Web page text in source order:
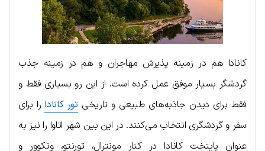
کانادا هم در زمینه پذیرش مهاجران و هم در زمینه جذب
گردشگر بسیار موفق عمل کرده است. از این رو بسیاری فقط و
فقط برای دیدن جاذبه‌های طبیعی و تاریخیتور کانادا را برای
سفر و گردشگری انتخاب می‌کنند. در این بین شهر اتاوا را نیز به
عنوان پایتخت کانادا در کنار مونترال، تورنتو، ونکوور و